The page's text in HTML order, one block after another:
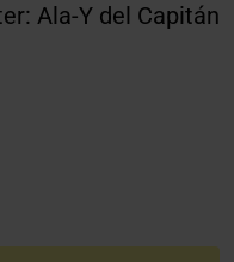
Ala-Y del Capitán